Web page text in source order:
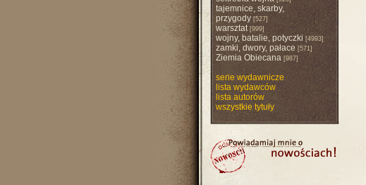
tajemnice, skarby,
przygody[527]
warsztat[999]
wojny, batalie, potyczki [4993]
zamki, dwory, pałace [571]
Ziemia Obiecana[987]
serie wydawnicze
lista wydawców
lista autorów
wszystkie tytuły